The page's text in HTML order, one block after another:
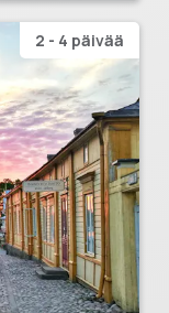
2 - 4 päivää